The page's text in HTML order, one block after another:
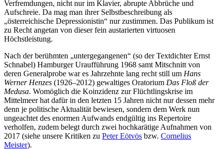
Verfremdungen, nicht nur im Klavier, abrupte Abbrüche und
Aufschreie. Da mag man ihrer Selbstbeschreibung als
„österreichische Depressionistin“ nur zustimmen. Das Publikum ist
zu Recht angetan von dieser fein austarierten virtuosen
Höchstleistung.
Nach der berühmten „untergegangenen“ (so der Textdichter Ernst
Schnabel) Hamburger Uraufführung 1968 samt Mitschnitt von
deren Generalprobe war es Jahrzehnte lang recht still um Hans
Werner Henzes (1926‒2012) gewaltiges Oratorium Das Floß der
Medusa. Womöglich die Koinzidenz zur Flüchtlingskrise im
Mittelmeer hat dafür in den letzten 15 Jahren nicht nur dessen mehr
denn je politische Aktualität bewiesen, sondern dem Werk nun
ungeachtet des enormen Aufwands endgültig ins Repertoire
verholfen, zudem belegt durch zwei hochkarätige Aufnahmen von
2017 (siehe unsere Kritiken zu Peter Eötvös bzw. Cornelius
Meister).